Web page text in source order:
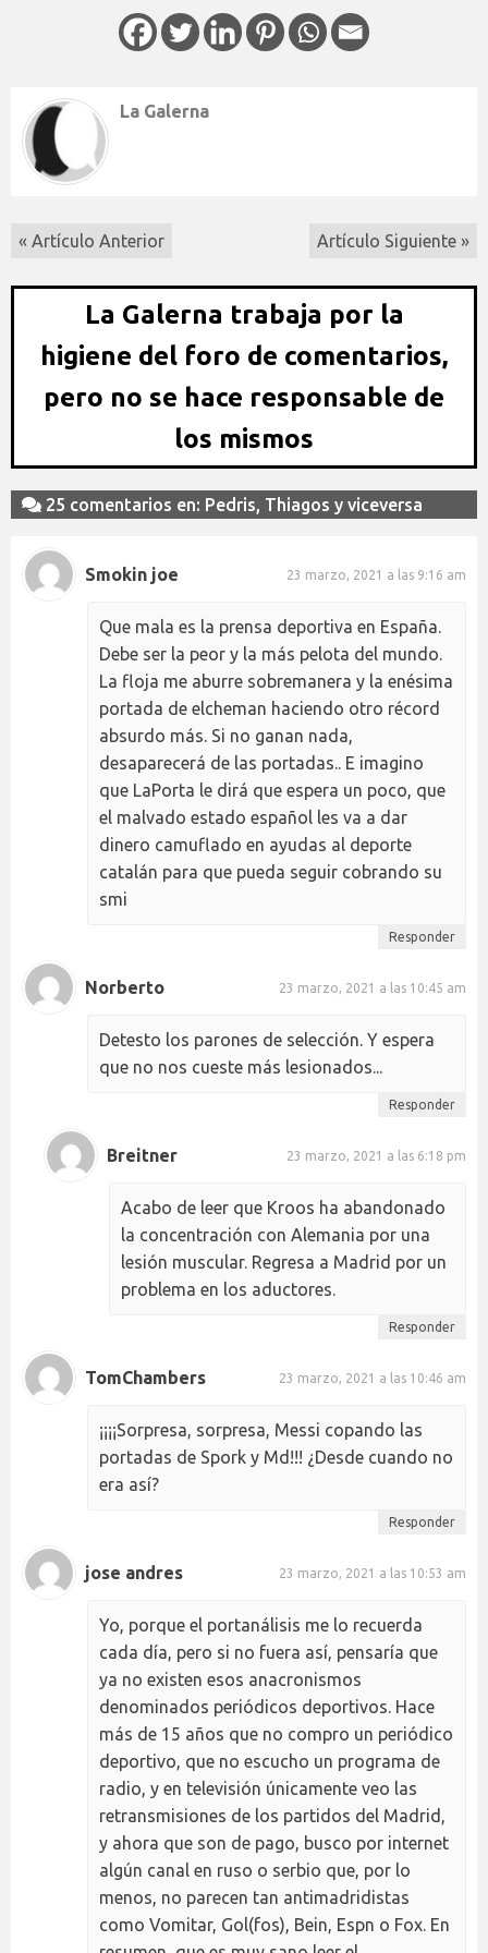
La Galerna
« Artículo Anterior Artículo Siguiente »
La Galerna trabaja por la
higiene del foro de comentarios,
pero no se hace responsable de
los mismos
25 comentarios en: Pedris, Thiagos y viceversa
Smokin joe 23 marzo, 2021 a las 9:16 am
Que mala es la prensa deportiva en España.
Debe ser la peor y la más pelota del mundo.
La floja me aburre sobremanera y la enésima
portada de elcheman haciendo otro récord
absurdo más. Si no ganan nada,
desaparecerá de las portadas.. E imagino
que LaPorta le dirá que espera un poco, que
el malvado estado español les va a dar
dinero camuflado en ayudas al deporte
catalán para que pueda seguir cobrando su
smi
Responder
Norberto 23 marzo, 2021 a las 10:45 am
Detesto los parones de selección. Y espera
que no nos cueste más lesionados...
Responder
Breitner 23 marzo, 2021 a las 6:18 pm
Acabo de leer que Kroos ha abandonado
la concentración con Alemania por una
lesión muscular. Regresa a Madrid por un
problema en los aductores.
Responder
TomChambers 23 marzo, 2021 a las 10:46 am
¡¡¡¡Sorpresa, sorpresa, Messi copando las
portadas de Spork y Md!!! ¿Desde cuando no
era así?
Responder
jose andres 23 marzo, 2021 a las 10:53 am
Yo, porque el portanálisis me lo recuerda
cada día, pero si no fuera así, pensaría que
ya no existen esos anacronismos
denominados periódicos deportivos. Hace
más de 15 años que no compro un periódico
deportivo, que no escucho un programa de
radio, y en televisión únicamente veo las
retransmisiones de los partidos del Madrid,
y ahora que son de pago, busco por internet
algún canal en ruso o serbio que, por lo
menos, no parecen tan antimadridistas
como Vomitar, Gol(fos), Bein, Espn o Fox. En